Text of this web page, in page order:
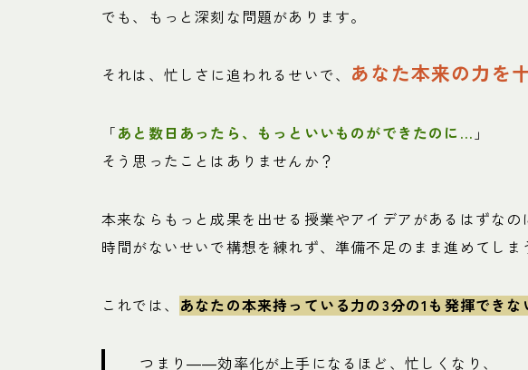
でも、もっと深刻な問題があります。
それは、忙しさに追われるせいで、 あなた本来の力を
「あと数日あったら、もっといいものができたのに… 」
そう思ったことはありませんか？
本来ならもっと成果を出せる授業やアイデアがあるはずなの
時間がないせいで構想を練れず、準備不足のまま進めてしま
これでは、 あなたの本来持っている力の3分の1も発揮できな
つまり――効率化が上手になるほど、忙しくなり、